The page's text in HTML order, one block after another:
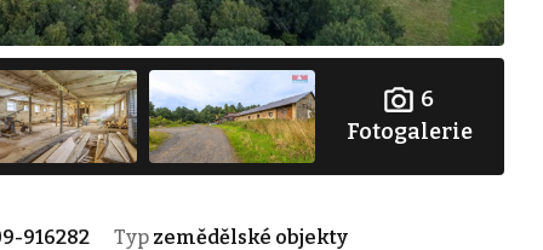
6
Fotogalerie
916282 Typ zemědělské objekty